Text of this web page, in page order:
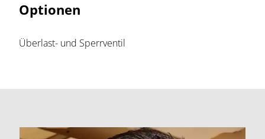
Optionen
Überlast- und Sperrventil